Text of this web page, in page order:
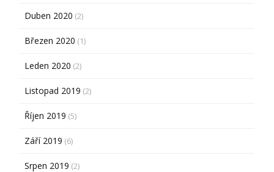
Duben 2020 (2)
Březen 2020 (1)
Leden 2020 (2)
Listopad 2019 (2)
Říjen 2019 (5)
Září 2019 (6)
Srpen 2019 (2)